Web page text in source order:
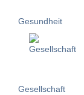
Gesundheit
Gesellschaft